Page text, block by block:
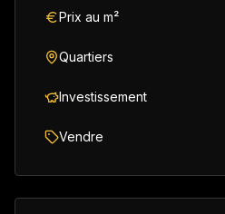
Prix au m²
Quartiers
Investissement
Vendre